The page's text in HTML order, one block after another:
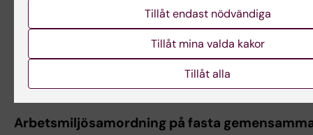
för att anmäla bisysslor
uppdaterats. Det finns även riktlinjer för
och näringslivssamverkan för att tydliggöra hur
forskning vid KI ska hanteras och användas.
EU-kommissionens rekommendation om IP-
Arbetsmiljösamordning på fasta
Tillåt endast nödvändiga
Tillåt mina valda kakor
Tillåt alla